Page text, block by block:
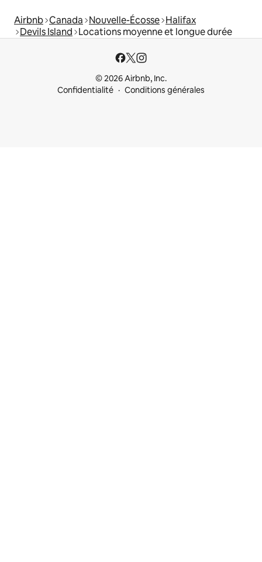
Airbnb Canada Nouvelle-Écosse Halifax
Devils Island Locations moyenne et longue durée
© 2026 Airbnb, Inc.
Confidentialité
Conditions générales